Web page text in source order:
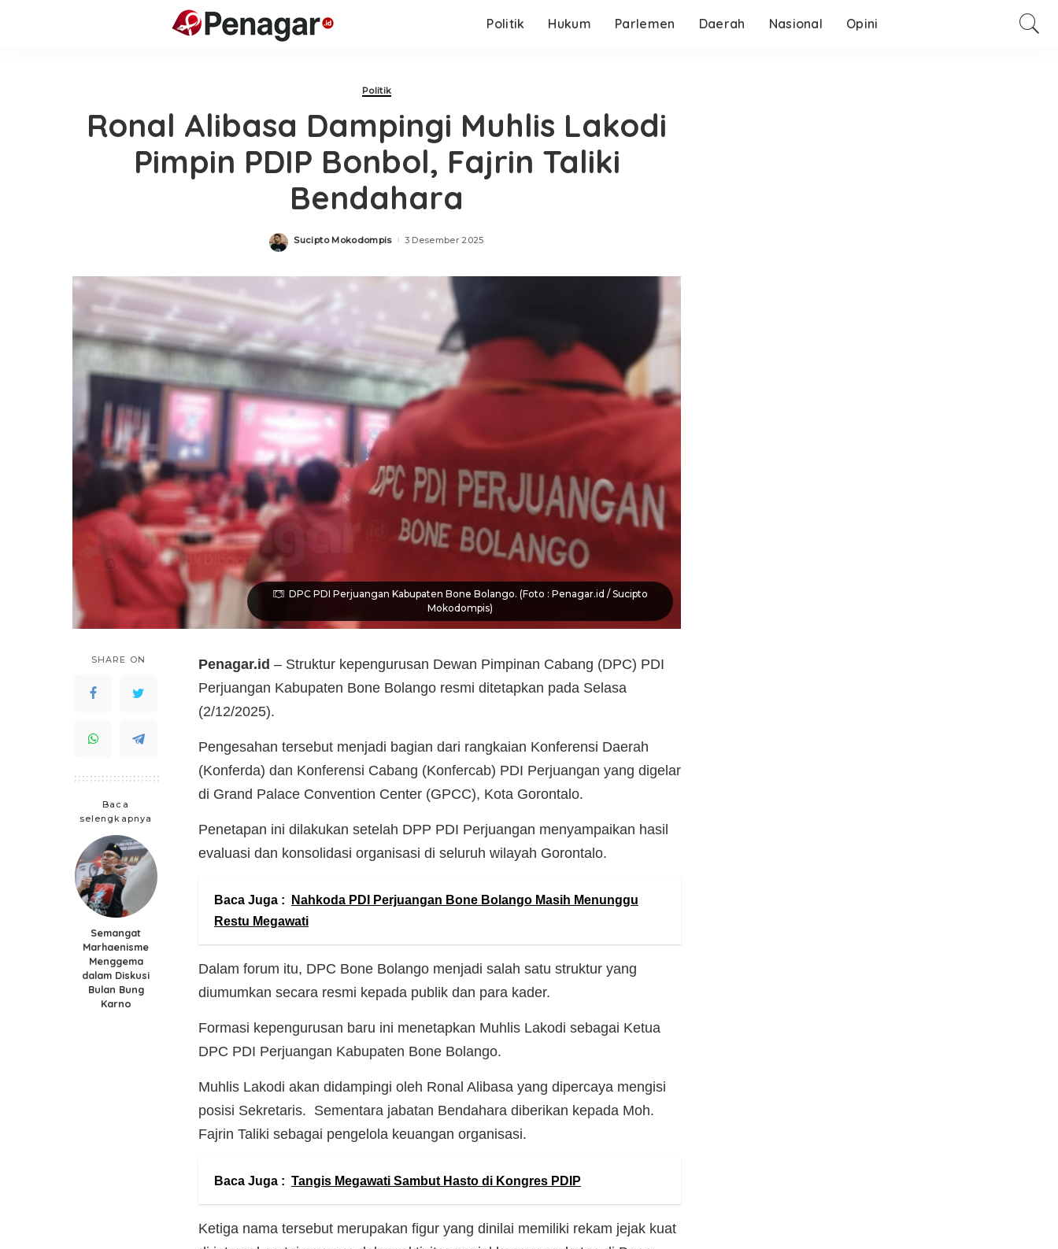
Politik Hukum Parlemen Daerah Nasional Opini
Politik
Ronal Alibasa Dampingi Muhlis Lakodi
Pimpin PDIP Bonbol, Fajrin Taliki
Bendahara
Posted
Sucipto Mokodompis 3 Desember 2025
DPC PDI Perjuangan Kabupaten Bone Bolango. (Foto : Penagar.id / Sucipto
Mokodompis)
SHARE ON
Baca
selengkapnya
Semangat
Marhaenisme
Menggema
dalam Diskusi
Bulan Bung
Karno
Penagar.id – Struktur kepengurusan Dewan Pimpinan Cabang (DPC) PDI
Perjuangan Kabupaten Bone Bolango resmi ditetapkan pada Selasa
(2/12/2025).
Pengesahan tersebut menjadi bagian dari rangkaian Konferensi Daerah
(Konferda) dan Konferensi Cabang (Konfercab) PDI Perjuangan yang digelar
di Grand Palace Convention Center (GPCC), Kota Gorontalo.
Penetapan ini dilakukan setelah DPP PDI Perjuangan menyampaikan hasil
evaluasi dan konsolidasi organisasi di seluruh wilayah Gorontalo.
Baca Juga :
Nahkoda PDI Perjuangan Bone Bolango Masih Menunggu
Restu Megawati
Dalam forum itu, DPC Bone Bolango menjadi salah satu struktur yang
diumumkan secara resmi kepada publik dan para kader.
Formasi kepengurusan baru ini menetapkan Muhlis Lakodi sebagai Ketua
DPC PDI Perjuangan Kabupaten Bone Bolango.
Muhlis Lakodi akan didampingi oleh Ronal Alibasa yang dipercaya mengisi
posisi Sekretaris. Sementara jabatan Bendahara diberikan kepada Moh.
Fajrin Taliki sebagai pengelola keuangan organisasi.
Baca Juga : Tangis Megawati Sambut Hasto di Kongres PDIP
Ketiga nama tersebut merupakan figur yang dinilai memiliki rekam jejak kuat